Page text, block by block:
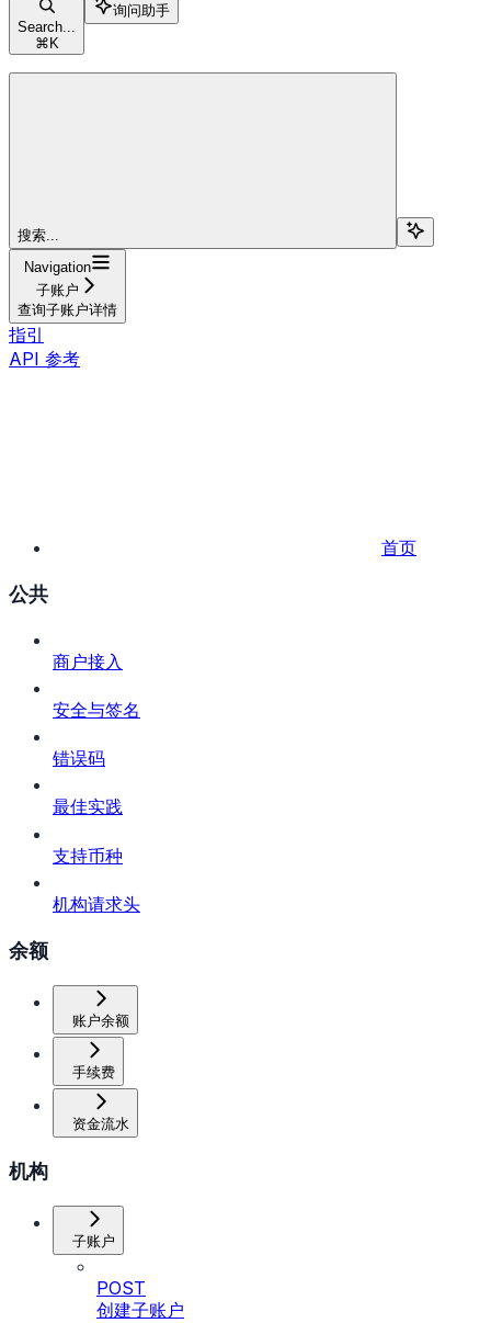
Search...
⌘ K
询问助手
搜索...
Navigation
子账户
查询子账户详情
指引
API 参考
首页
公共
商户接入
安全与签名
错误码
最佳实践
支持币种
机构请求头
余额
账户余额
手续费
资金流水
机构
子账户
POST
创建子账户